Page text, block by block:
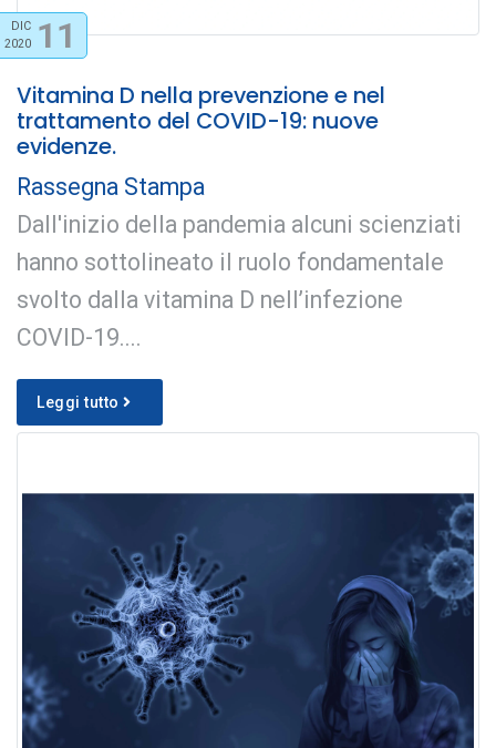
DIC
2020 11
Vitamina D nella prevenzione e nel
trattamento del COVID-19: nuove
evidenze.
Rassegna Stampa
Dall'inizio della pandemia alcuni scienziati
hanno sottolineato il ruolo fondamentale
svolto dalla vitamina D nell’infezione
COVID-19....
Leggi tutto